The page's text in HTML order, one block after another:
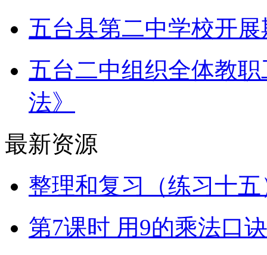
五台县第二中学校开
五台二中组织全体教
法》
最新资源
整理和复习（练习十五
第7课时 用9的乘法口